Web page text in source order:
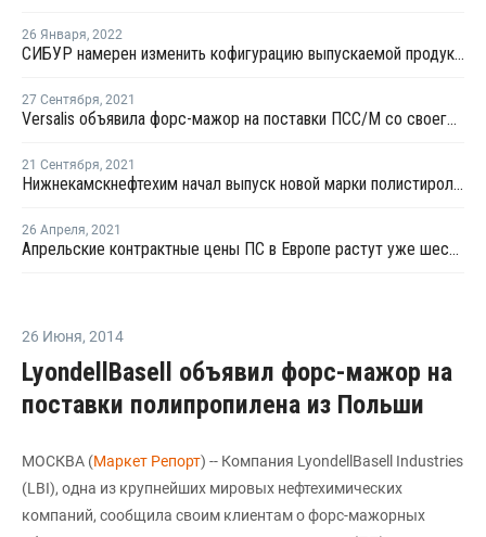
26 Января, 2022
СИБУР намерен изменить кофигурацию выпускаемой продукции комплекса "Этилен-600" на НКНХ
27 Сентября, 2021
Versalis объявила форс-мажор на поставки ПСС/М со своего завода в Мантуе
21 Сентября, 2021
Нижнекамскнефтехим начал выпуск новой марки полистирола для пищевой упаковки
26 Апреля, 2021
Апрельские контрактные цены ПС в Европе растут уже шестой месяц подряд
26 Июня, 2014
LyondellBasell объявил форс-мажор на
поставки полипропилена из Польши
МОСКВА (Маркет Репорт) -- Компания LyondellBasell Industries
(LBI), одна из крупнейших мировых нефтехимических
компаний, сообщила своим клиентам о форс-мажорных